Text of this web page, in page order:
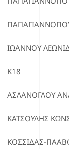
ΙΩΑΝΝΟΥ
Κ18
ΑΣΛΑΝΟΓΛΟΥ
ΚΑΤΣΟΥΛΗΣ
ΚΟΣΣΙΔΑΣ-